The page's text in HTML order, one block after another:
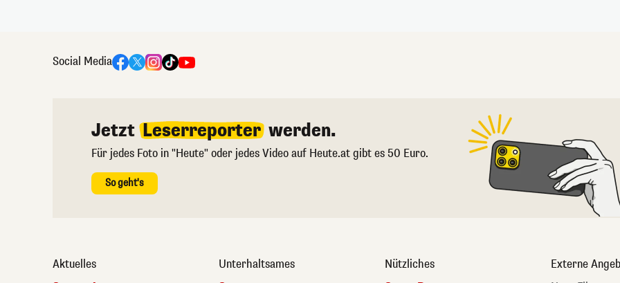
Social Media
Jetzt Leserreporter werden.
Für jedes Foto in "Heute" oder jedes Video auf Heute.at gibt es 50 Euro.
So geht's
Aktuelles
Unterhaltsames
Nützliches
Externe